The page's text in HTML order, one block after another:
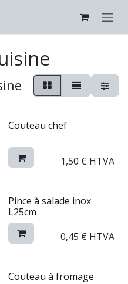
Couteau chef
1,50 € HTVA
Pince à salade inox
L25cm
0,45 € HTVA
Couteau à fromage